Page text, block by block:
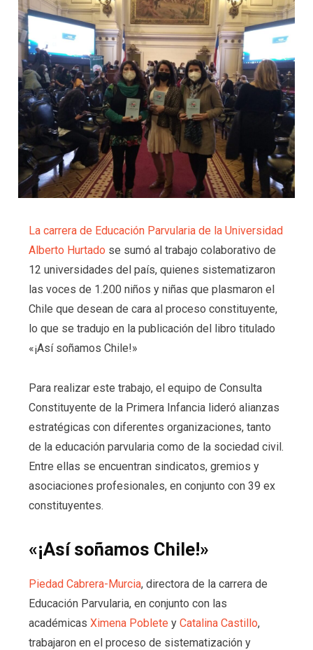
La carrera de Educación Parvularia de la Universidad
Alberto Hurtado se sumó al trabajo colaborativo de
12 universidades del país, quienes sistematizaron
las voces de 1.200 niños y niñas que plasmaron el
Chile que desean de cara al proceso constituyente,
lo que se tradujo en la publicación del libro titulado
«¡Así soñamos Chile!»
Para realizar este trabajo, el equipo de Consulta
Constituyente de la Primera Infancia lideró alianzas
estratégicas con diferentes organizaciones, tanto
de la educación parvularia como de la sociedad civil.
Entre ellas se encuentran sindicatos, gremios y
asociaciones profesionales, en conjunto con 39 ex
constituyentes.
«¡Así soñamos Chile!»
Piedad Cabrera-Murcia, directora de la carrera de
Educación Parvularia, en conjunto con las
académicas Ximena Poblete y Catalina Castillo,
trabajaron en el proceso de sistematización y